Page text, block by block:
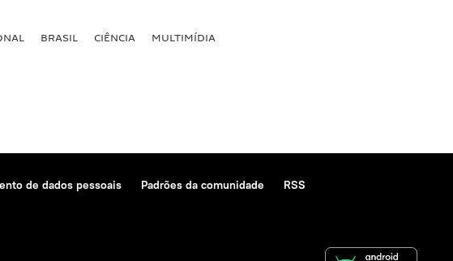
BRASIL CIÊNCIA MULTIMÍDIA
de dados pessoais Padrões da comunidade
RSS